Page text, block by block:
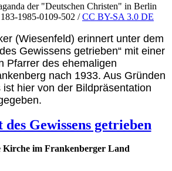
der "Deutschen Christen" in Berlin
1985-0109-502 /CC BY-SA 3.0 DE
(Wiesenfeld) erinnert unter dem
Gewissens getrieben“ mit einer
Pfarrer des ehemaligen
nach 1933. Aus Gründen
hier von der Bildpräsentation
Gewissens getrieben
Kirche im Frankenberger Land